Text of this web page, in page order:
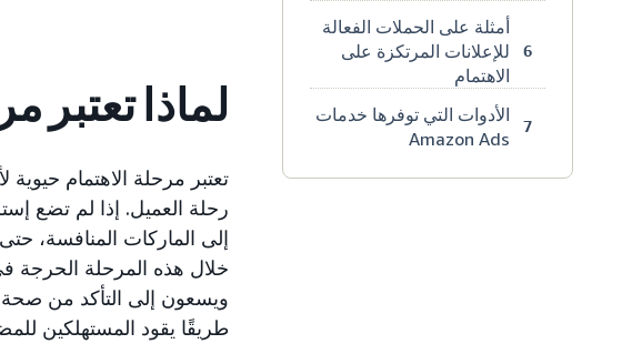
6
أمثلة على الحملات الفعالة
للإعلانات المرتكزة على
الاهتمام
7
الأدوات التي توفرها خدمات
Amazon Ads
لماذا تعتبر
تعتبر مرحلة الاهتمام
رحلة العميل. إذا لم تضع
إلى الماركات المنافسة،
خلال هذه المرحلة الحرجة
ويسعون إلى التأكد من صحة
طريقًا يقود المستهلكين